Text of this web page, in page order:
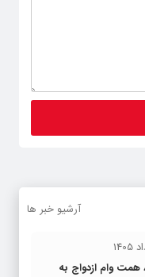
آرشیو خبر ها
پرداخت بیش از ۸ همت وام ازدواج به